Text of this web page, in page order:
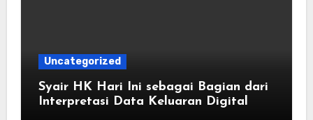
Uncategorized
Syair HK Hari Ini sebagai Bagian dari
Interpretasi Data Keluaran Digital